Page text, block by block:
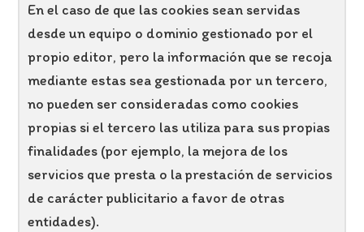
En el caso de que las cookies sean servidas
desde un equipo o dominio gestionado por el
propio editor, pero la información que se recoja
mediante estas sea gestionada por un tercero,
no pueden ser consideradas como cookies
propias si el tercero las utiliza para sus propias
finalidades (por ejemplo, la mejora de los
servicios que presta o la prestación de servicios
de carácter publicitario a favor de otras
entidades).